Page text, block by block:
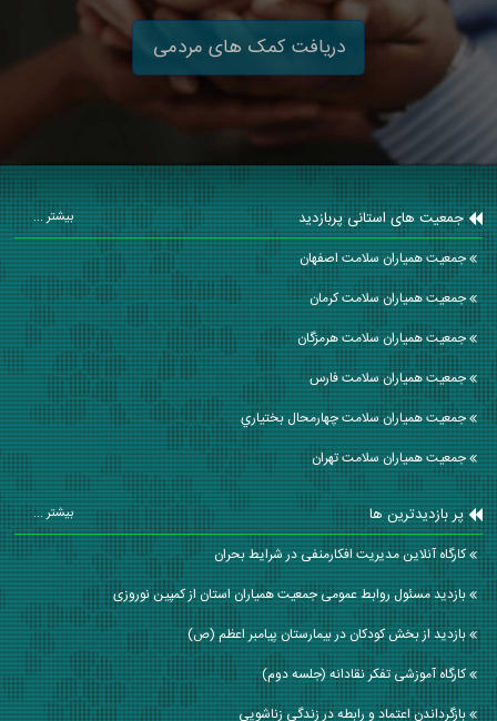
دریافت کمک های مردمی
جمعیت های استانی پربازدید بیشتر ...
جمعیت همیاران سلامت اصفهان
جمعیت همیاران سلامت كرمان
جمعیت همیاران سلامت هرمزگان
جمعیت همیاران سلامت فارس
جمعیت همیاران سلامت چهارمحال بختياري
جمعیت همیاران سلامت تهران
پر بازدیدترین ها بیشتر ...
کارگاه آنلاین مدیریت افکارمنفی در شرایط بحران
بازدید مسئول روابط عمومی جمعیت همیاران استان از کمپین نوروزی
بازدید از بخش کودکان در بیمارستان پیامبر اعظم (ص)
کارگاه آموزشی تفکر نقادانه (جلسه دوم)
بازگرداندن اعتماد و رابطه در زندگی زناشویی